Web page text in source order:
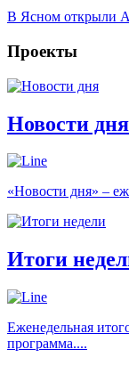
В Ясном открыли
Проекты
Новости дня
«Новости дня» –
Итоги
Еженедельная
программа....